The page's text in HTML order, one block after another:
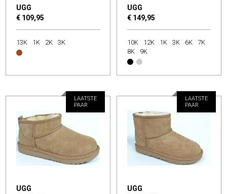
UGG
€ 109,95
13K 1K 2K 3K
UGG
€ 149,95
10K 12K 1K 3K 6K
7K
8K
9K
UGG
LAATSTE
PAAR
UGG
LAATSTE
PAAR